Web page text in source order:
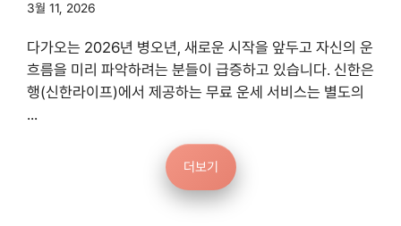
3월 11, 2026
다가오는 2026년 병오년, 새로운 시작을 앞두고 자신의 운
흐름을 미리 파악하려는 분들이 급증하고 있습니다. 신한은
행(신한라이프)에서 제공하는 무료 운세 서비스는 별도의
...
더보기